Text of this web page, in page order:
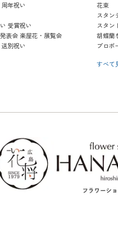
年祝い
受賞祝い
表会 楽屋花・展覧会
別祝い
花束
スタン
スタン
胡蝶蘭
プロポ
すべて